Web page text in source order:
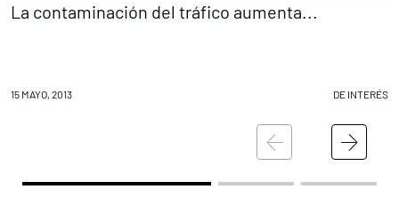
La contaminación del tráfico aumenta...
15 MAYO, 2013 DE INTERÉS